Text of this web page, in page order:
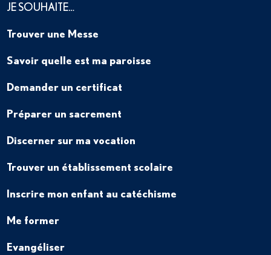
JE SOUHAITE…
Trouver une Messe
Savoir quelle est ma paroisse
Demander un certificat
Préparer un sacrement
Discerner sur ma vocation
Trouver un établissement scolaire
Inscrire mon enfant au catéchisme
Me former
Evangéliser